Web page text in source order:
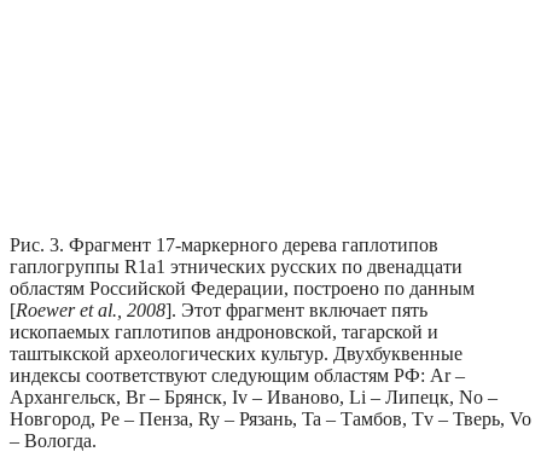
Рис. 3. Фрагмент 17-маркерного дерева гаплотипов
гаплогруппы R1а1 этнических русских по двенадцати
областям Российской Федерации, построено по данным
[Roewer et al., 2008]. Этот фрагмент включает пять
ископаемых гаплотипов андроновской, тагарской и
таштыкской археологических культур. Двухбуквенные
индексы соответствуют следующим областям РФ: Ar –
Архангельск, Br – Брянск, Iv – Иваново, Li – Липецк, No –
Новгород, Pe – Пенза, Ry – Рязань, Ta – Тамбов, Tv – Тверь, Vo
– Вологда.